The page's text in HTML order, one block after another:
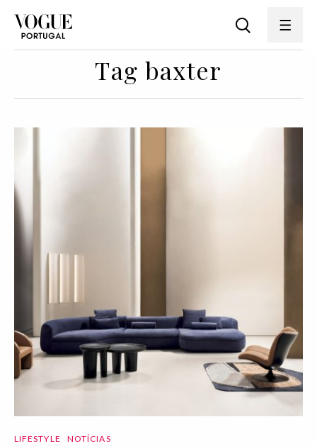
Tag baxter
LIFESTYLE NOTÍCIAS